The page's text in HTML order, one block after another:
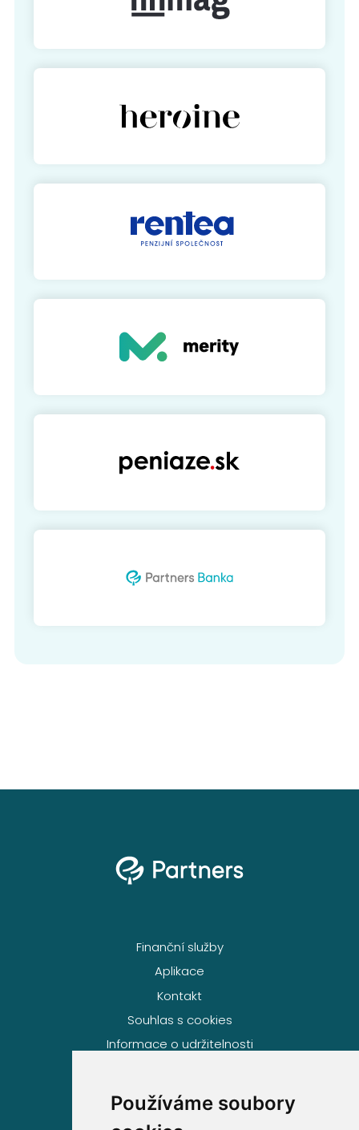
Používáme soubory
Finanční služby
Aplikace
Kontakt
Souhlas s cookies
Informace o udržitelnosti
Volejte zdarma na